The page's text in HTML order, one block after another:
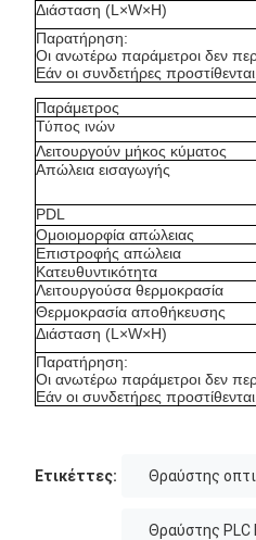
Διάσταση (L×W×H)
Παρατήρηση:
Οι ανωτέρω παράμετροι δεν
Εάν οι συνδετήρες
Παράμετρος
Τύπος ινών
Λειτουργούν μήκος κύματος
Απώλεια εισαγωγής
PDL
Ομοιομορφία απώλειας
Επιστροφής απώλεια
Κατευθυντικότητα
Λειτουργούσα θερμοκρασία
Θερμοκρασία αποθήκευσης
Διάσταση (L×W×H)
Παρατήρηση:
Οι ανωτέρω παράμετροι δεν
Εάν οι συνδετήρες
Ετικέττες: Θραύστης
Θραύστης PLC